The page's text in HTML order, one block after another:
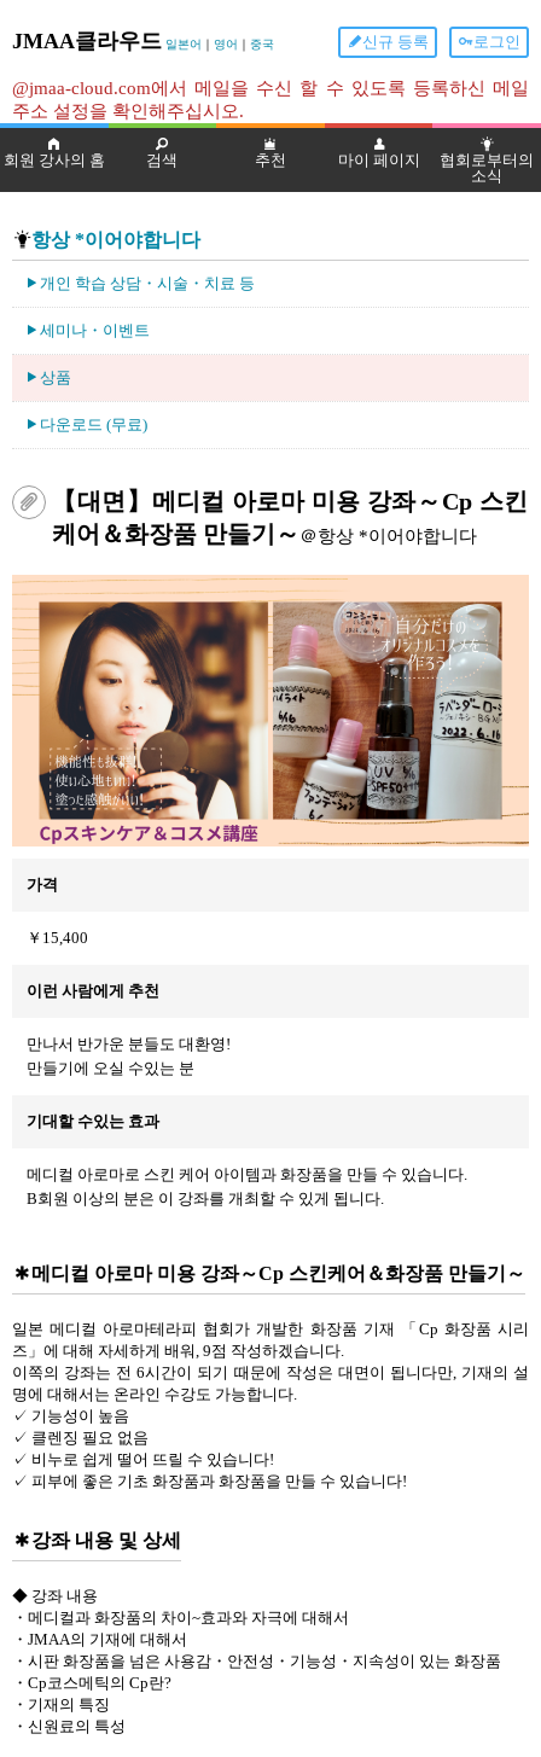
JMAA클라우드 일본어 ｜ 영어 ｜ 중국 로그인
신규 등록
@jmaa-cloud.com에서 메일을 수신 할 수 있도록 등록하신 메일
주소 설정을 확인해주십시오.
회원 강사의 홈 검색 추천 마이 페이지
협회로부터의
소식
항상 *이어야합니다
개인 학습 상담・시술・치료 등
세미나・이벤트
상품
다운로드 (무료)
【대면】메디컬 아로마 미용 강좌～Cp 스킨
케어＆화장품 만들기～ ＠항상 *이어야합니다
가격
￥15,400
이런 사람에게 추천
만나서 반가운 분들도 대환영!
만들기에 오실 수있는 분
기대할 수있는 효과
메디컬 아로마로 스킨 케어 아이템과 화장품을 만들 수 있습니다.
B회원 이상의 분은 이 강좌를 개최할 수 있게 됩니다.
메디컬 아로마 미용 강좌～Cp 스킨케어＆화장품 만들기～
일본 메디컬 아로마테라피 협회가 개발한 화장품 기재 「Cp 화장품 시리
즈」에 대해 자세하게 배워, 9점 작성하겠습니다.
이쪽의 강좌는 전 6시간이 되기 때문에 작성은 대면이 됩니다만, 기재의 설
명에 대해서는 온라인 수강도 가능합니다.
✓ 기능성이 높음
✓ 클렌징 필요 없음
✓ 비누로 쉽게 떨어 뜨릴 수 있습니다!
✓ 피부에 좋은 기초 화장품과 화장품을 만들 수 있습니다!
강좌 내용 및 상세
◆ 강좌 내용
・메디컬과 화장품의 차이~효과와 자극에 대해서
・JMAA의 기재에 대해서
・시판 화장품을 넘은 사용감・안전성・기능성・지속성이 있는 화장품
・Cp코스메틱의 Cp란?
・기재의 특징
・신원료의 특성